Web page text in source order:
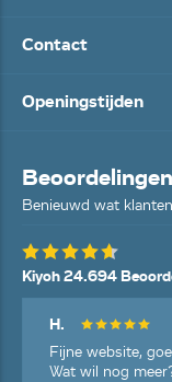
Contact
Openingstijden
Beoordelingen
Benieuwd wat
Kiyoh 24.694
H.
Fijne website,
Wat wil nog